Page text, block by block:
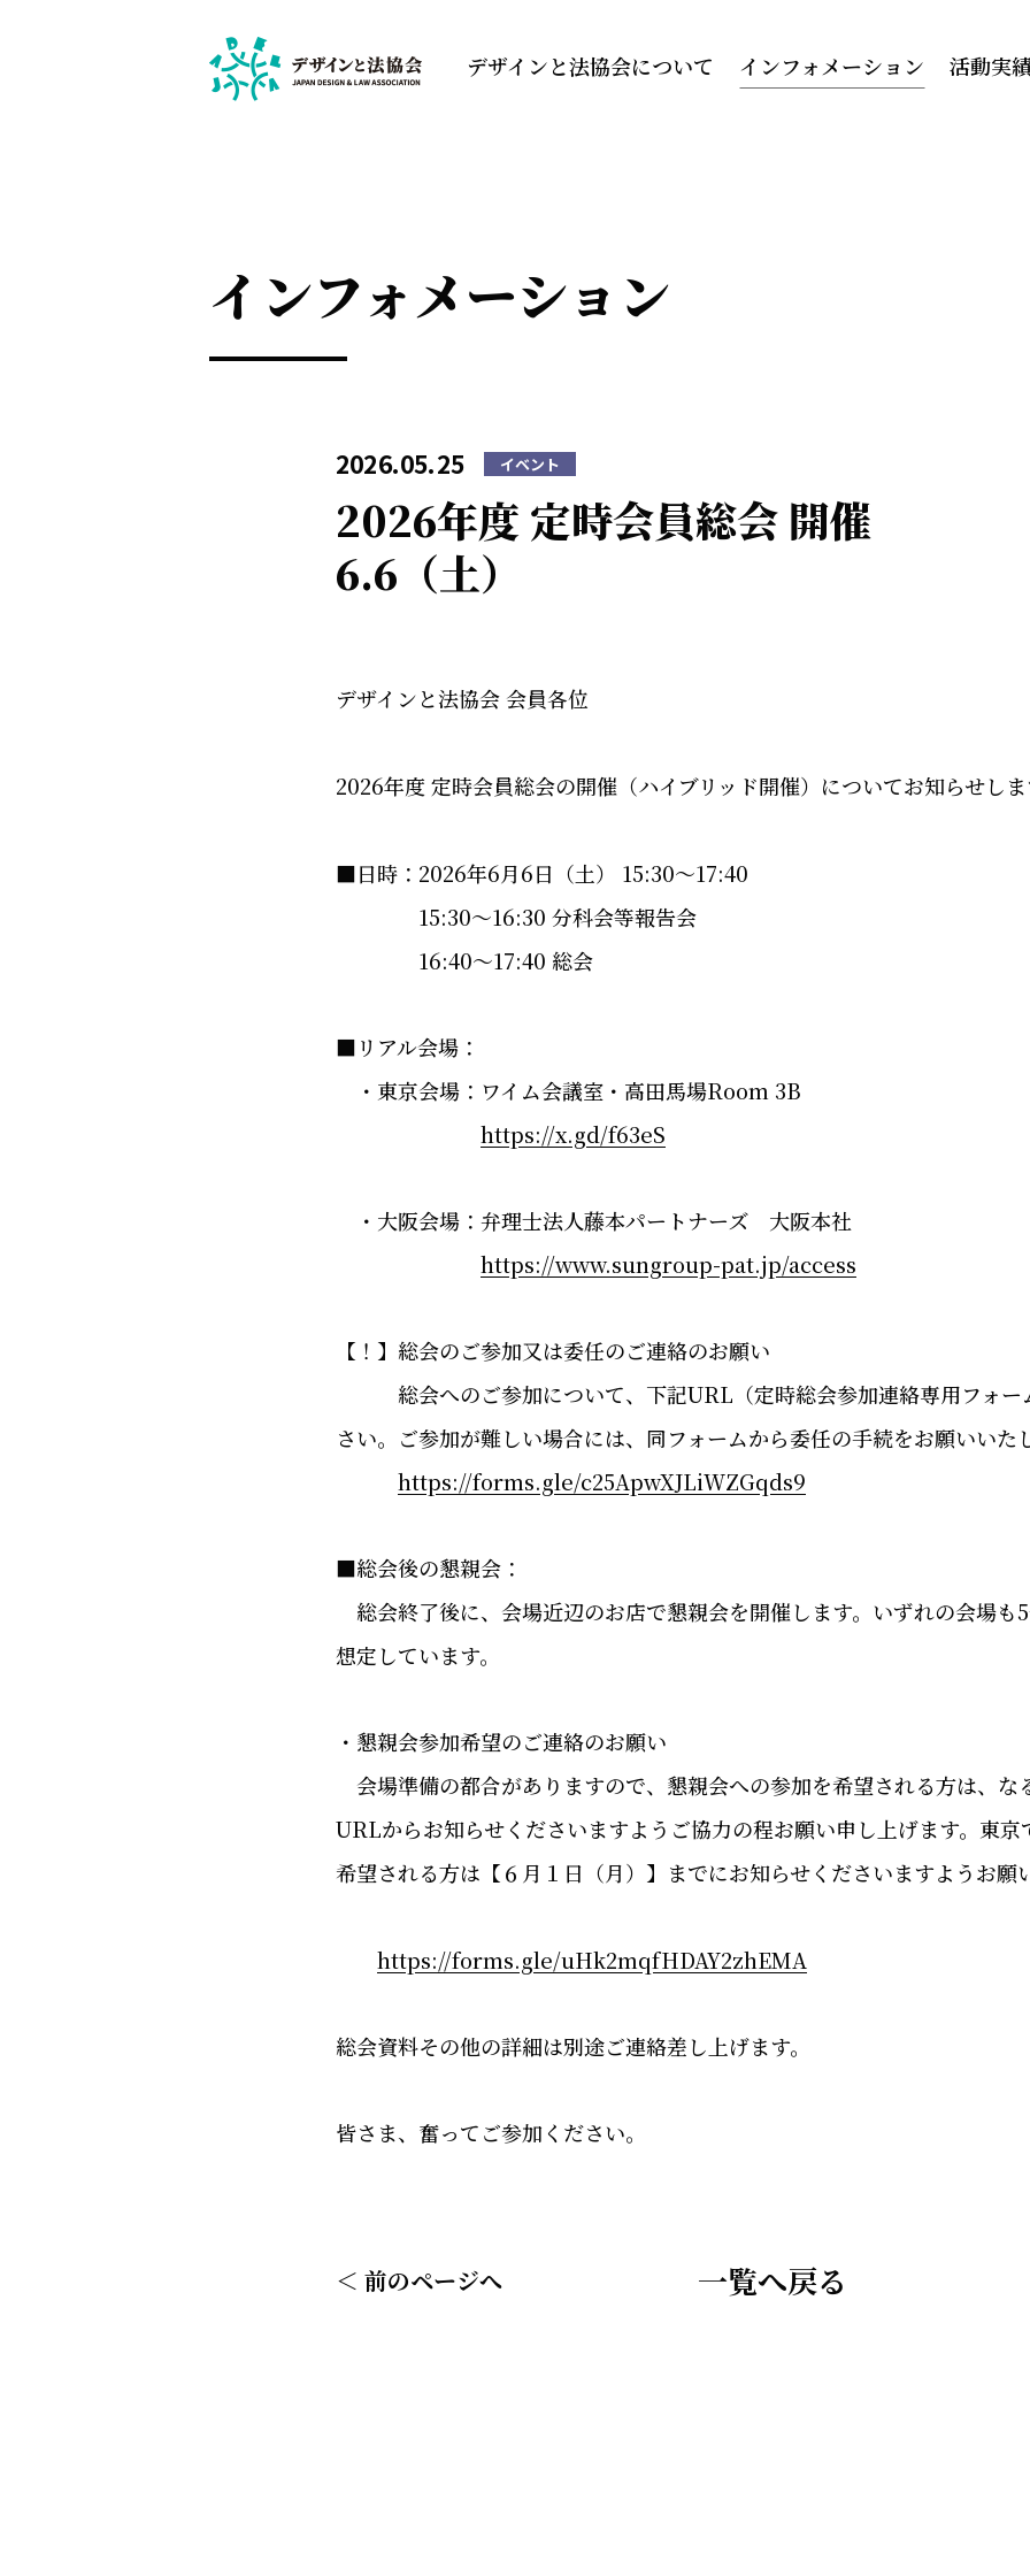
デザインと法協会について インフォメーション 活動実
インフォメーション
2026.05.25 イベント
2026年度 定時会員総会 開催
6.6（土）
デザインと法協会 会員各位
2026年度 定時会員総会の開催（ハイブリッド開催） についてお知らせし
■日時： 2026年6月6日（土） 15:30～17:40
15:30～16:30 分科会等報告会
16:40～17:40 総会
■リアル会場：
・ 東京会場：ワイム会議室・高田馬場Room 3B
https://x.gd/f63eS
・大阪会場：弁理士法人藤本パートナーズ 大阪本社
https://www.sungroup-pat.jp/access
【！】総会のご参加又は委任のご連絡のお願い
総会へのご参加について、下記URL （定時総会参加連絡専用フォ
さい。ご参加が難しい場合には、同フォームから委任の手続をお願いいた
https://forms.gle/c25ApwXJLiWZGqds9
■総会後の懇親会：
総会終了後に、会場近辺のお店で懇親会を開催します。いずれの会場も
想定しています。
・懇親会参加希望のご連絡のお願い
会場準備の都合がありますので、懇親会への参加を希望される方は、な
URLからお知らせくださいますようご協力の程お願い申し上げます。東
希望される方は【６月１日（月）】までにお知らせくださいますようお願
https://forms.gle/uHk2mqfHDAY2zhEMA
総会資料その他の詳細は別途ご連絡差し上げます。
皆さま、奮ってご参加ください。
＜ 前のページへ 一覧へ戻る